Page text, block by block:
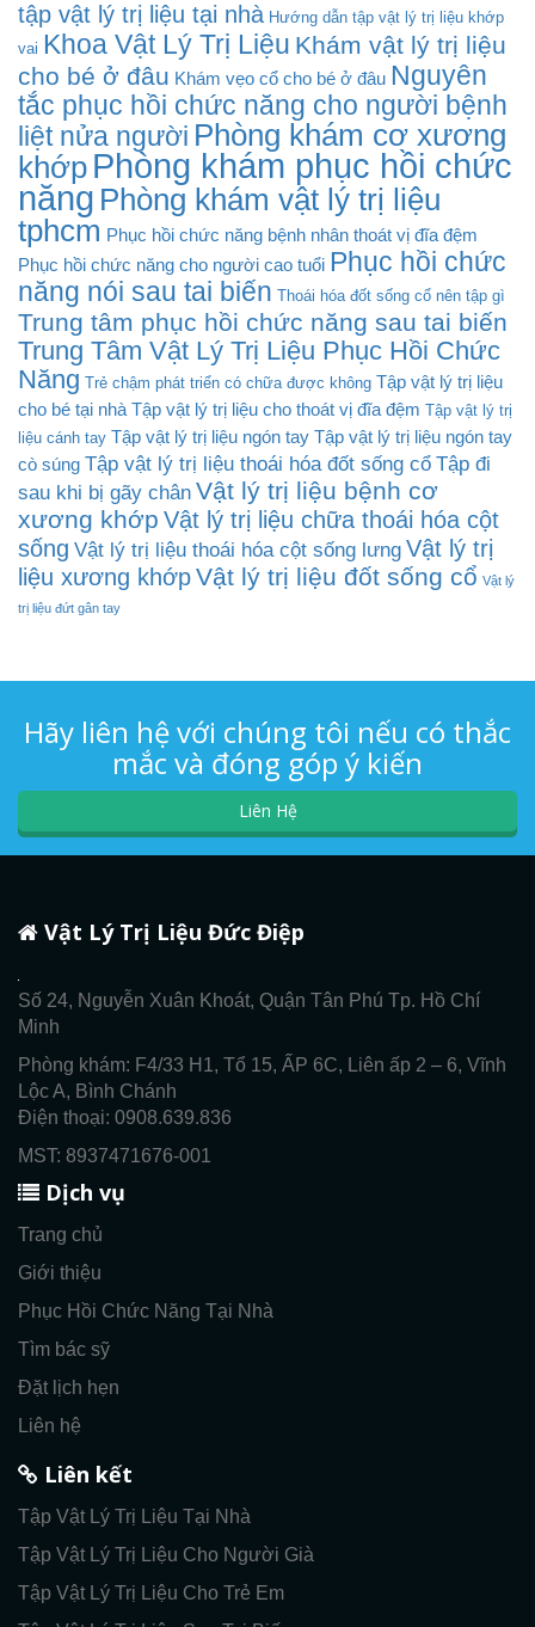
tập vật lý trị liệu tại nhà Hướng dẫn tập vật lý trị liệu khớp
vai Khoa Vật Lý Trị Liệu Khám vật lý trị liệu
cho bé ở đâu Khám vẹo cổ cho bé ở đâu Nguyên
tắc phục hồi chức năng cho người bệnh
liệt nửa người Phòng khám cơ xương
khớp Phòng khám phục hồi chức
năng Phòng khám vật lý trị liệu
tphcm Phục hồi chức năng bệnh nhân thoát vị đĩa đệm
Phục hồi chức năng cho người cao tuổi Phục hồi chức
năng nói sau tai biến Thoái hóa đốt sống cổ nên tập gì
Trung tâm phục hồi chức năng sau tai biến
Trung Tâm Vật Lý Trị Liệu Phục Hồi Chức
Năng Trẻ chậm phát triển có chữa được không Tập vật lý trị liệu
cho bé tại nhà Tập vật lý trị liệu cho thoát vị đĩa đệm Tập vật lý trị
liệu cánh tay Tập vật lý trị liệu ngón tay Tập vật lý trị liệu ngón tay
cò súng Tập vật lý trị liệu thoái hóa đốt sống cổ Tập đi
sau khi bị gãy chân Vật lý trị liệu bệnh cơ
xương khớp Vật lý trị liệu chữa thoái hóa cột
sống Vật lý trị liệu thoái hóa cột sống lưng Vật lý trị
liệu xương khớpVật lý trị liệu đốt sống cổ Vật lý
trị liệu đứt gân tay
Hãy liên hệ với chúng tôi nếu có thắc
mắc và đóng góp ý kiến
Liên Hệ
Vật Lý Trị Liệu Đức Điệp
Số 24, Nguyễn Xuân Khoát, Quận Tân Phú Tp. Hồ Chí
Minh
Phòng khám: F4/33 H1, Tổ 15, ẤP 6C, Liên ấp 2 – 6, Vĩnh
Lộc A, Bình Chánh
Điện thoại: 0908.639.836
MST: 8937471676-001
Dịch vụ
Trang chủ
Giới thiệu
Phục Hồi Chức Năng Tại Nhà
Tìm bác sỹ
Đặt lịch hẹn
Liên hệ
Liên kết
Tập Vật Lý Trị Liệu Tại Nhà
Tập Vật Lý Trị Liệu Cho Người Già
Tập Vật Lý Trị Liệu Cho Trẻ Em